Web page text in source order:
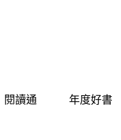
閱讀通 年度好書